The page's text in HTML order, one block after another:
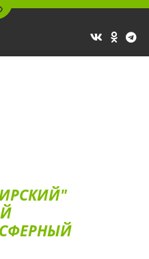
на версию для